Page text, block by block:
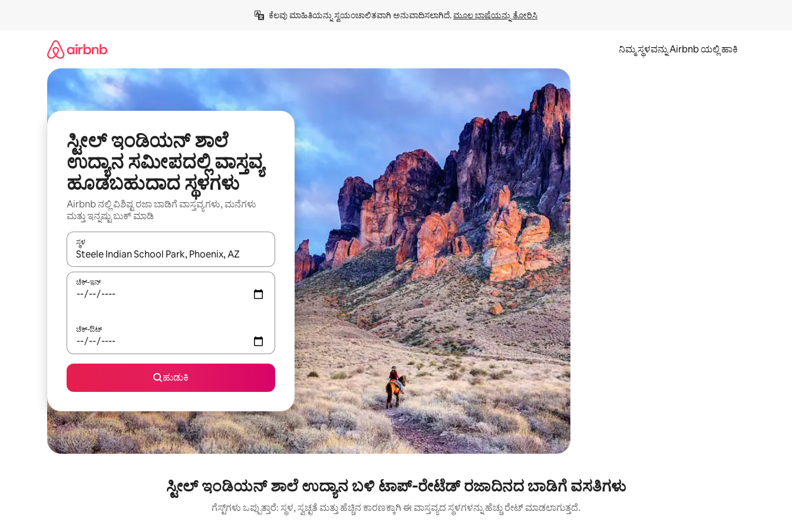
ಕೆಲವು ಮಾಹಿತಿಯನ್ನು ಸ್ವಯಂಚಾಲಿತವಾಗಿ ಅನುವಾದಿಸಲಾಗಿದೆ. ಮೂಲ ಭಾಷೆಯನ್ನು ತೋರಿಸಿ
ನಿಮ್ಮ ಸ್ಥಳವನ್ನು Airbnb ಯಲ್ಲಿ ಹಾಕಿ
ಸ್ಟೀಲ್ ಇಂಡಿಯನ್ ಶಾಲೆ
ಉದ್ಯಾನ ಸಮೀಪದಲ್ಲಿ ವಾಸ್ತವ್ಯ
ಹೂಡಬಹುದಾದ ಸ್ಥಳಗಳು
Airbnb ನಲ್ಲಿ ವಿಶಿಷ್ಟ ರಜಾ ಬಾಡಿಗೆ ವಾಸ್ತವ್ಯಗಳು, ಮನೆಗಳು
ಮತ್ತು ಇನ್ನಷ್ಟು ಬುಕ್ ಮಾಡಿ
ಸ್ಥಳ
ಫಲಿತಾಂಶಗಳು ಲಭ್ಯವಿರುವಾಗ, ಅಪ್ ಮತ್ತು ಡೌನ್ ಬಾಣದ ಕೀಲಿಗಳೊಂದಿಗೆ ನ್ಯಾವಿಗೇಟ್ ಮಾಡಿ ಅಥವಾ ಸ್ಪರ್ಶ ಅಥವಾ ಸ್ವೈಪ್ ಗೆಸ್ಚರ್‌ಗಳ ಮೂಲಕ ಅನ್ವೇಷಿಸಿ.
ಚೆಕ್-ಇನ್
ಚೆಕ್-ಔಟ್
ಹುಡುಕಿ
ಸ್ಟೀಲ್ ಇಂಡಿಯನ್ ಶಾಲೆ ಉದ್ಯಾನ ಬಳಿ ಟಾಪ್-ರೇಟೆಡ್ ರಜಾದಿನದ ಬಾಡಿಗೆ ವಸತಿಗಳು
ಗೆಸ್ಟ್‌ಗಳು ಒಪ್ಪುತ್ತಾರೆ: ಸ್ಥಳ, ಸ್ವಚ್ಛತೆ ಮತ್ತು ಹೆಚ್ಚಿನ ಕಾರಣಕ್ಕಾಗಿ ಈ ವಾಸ್ತವ್ಯದ ಸ್ಥಳಗಳನ್ನು ಹೆಚ್ಚು ರೇಟ್ ಮಾಡಲಾಗುತ್ತದೆ.